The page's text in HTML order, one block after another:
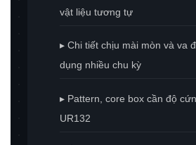
vật liệu tương tự
▸ Chi tiết chịu mài mòn và va
dụng nhiều chu kỳ
▸ Pattern, core box cần độ
UR132